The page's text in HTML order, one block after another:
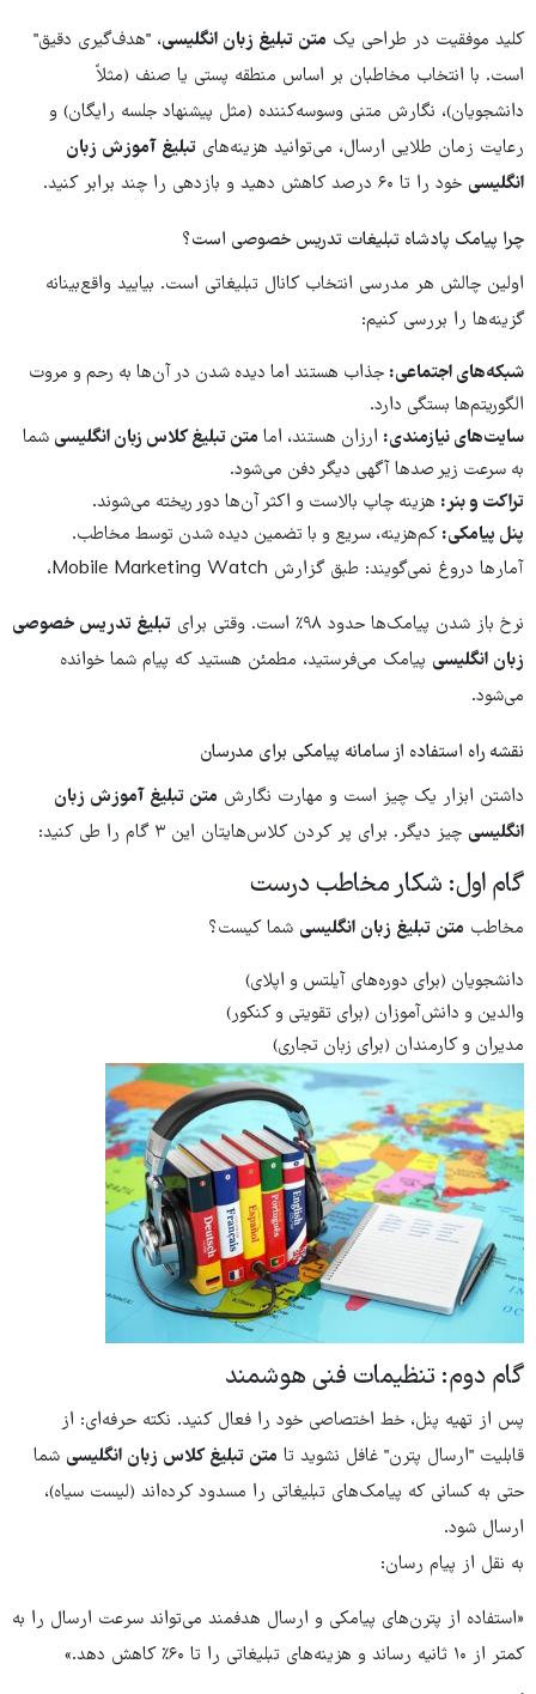
کلید موفقیت در طراحی یک متن تبلیغ زبان انگلیسی، "هدف‌گیری دقیق"
است. با انتخاب مخاطبان بر اساس منطقه پستی یا صنف (مثلاً
دانشجویان)، نگارش متنی وسوسه‌کننده (مثل پیشنهاد جلسه رایگان) و
رعایت زمان طلایی ارسال، می‌توانید هزینه‌های تبلیغ آموزش زبان
انگلیسی خود را تا ۶۰ درصد کاهش دهید و بازدهی را چند برابر کنید.
چرا پیامک پادشاه تبلیغات تدریس خصوصی است؟
اولین چالش هر مدرسی انتخاب کانال تبلیغاتی است. بیایید واقع‌بینانه
گزینه‌ها را بررسی کنیم:
شبکه‌های اجتماعی: جذاب هستند اما دیده شدن در آن‌ها به رحم و مروت
الگوریتم‌ها بستگی دارد.
سایت‌های نیازمندی: ارزان هستند، اما متن تبلیغ کلاس زبان انگلیسی شما
به سرعت زیر صدها آگهی دیگر دفن می‌شود.
تراکت و بنر: هزینه چاپ بالاست و اکثر آن‌ها دور ریخته می‌شوند.
پنل پیامکی:کم‌هزینه، سریع و با تضمین دیده شدن توسط مخاطب.
آمارها دروغ نمی‌گویند: طبق گزارش Mobile Marketing Watch،
نرخ باز شدن پیامک‌ها حدود ۹۸٪ است. وقتی برای
تبلیغ تدریس خصوصی
زبان انگلیسی پیامک می‌فرستید، مطمئن هستید که پیام شما خوانده
می‌شود.
نقشه راه استفاده از سامانه پیامکی برای مدرسان
داشتن ابزار یک چیز است و مهارت نگارش متن تبلیغ آموزش زبان
انگلیسی چیز دیگر. برای پر کردن کلاس‌هایتان این ۳ گام را طی کنید:
گام اول: شکار مخاطب درست
مخاطب متن تبلیغ زبان انگلیسی شما کیست؟
دانشجویان (برای دوره‌های آیلتس و اپلای)
والدین و دانش‌آموزان (برای تقویتی و کنکور)
مدیران و کارمندان (برای زبان تجاری)
گام دوم: تنظیمات فنی هوشمند
پس از تهیه پنل، خط اختصاصی خود را فعال کنید. نکته حرفه‌ای: از
قابلیت "ارسال پترن" غافل نشوید تا متن تبلیغ کلاس زبان انگلیسی شما
حتی به کسانی که پیامک‌های تبلیغاتی را مسدود کرده‌اند (لیست سیاه)،
ارسال شود.
به نقل از پیام رسان:
«استفاده از پترن‌های پیامکی و ارسال هدفمند می‌تواند سرعت ارسال را به
کمتر از ۱۰ ثانیه رساند و هزینه‌های تبلیغاتی را تا ۶۰٪ کاهش دهد.»